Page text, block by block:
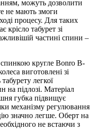
можуть дозволити
не мають змоги
процесу. Для таких
крісло табурет зі
частині спини –
спинкою кругле Bonro B-
виготовлені зі
легкої
на підлозі. Матеріал
губка підвищує
механізму регулювання
значно легше. Оберт на
не встаючи з